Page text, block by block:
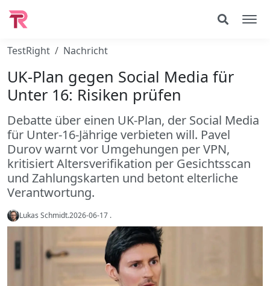
TestRight Nachricht
UK-Plan gegen Social Media für
Unter 16: Risiken prüfen
Debatte über einen UK-Plan, der Social Media
für Unter-16-Jährige verbieten will. Pavel
Durov warnt vor Umgehungen per VPN,
kritisiert Altersverifikation per Gesichtsscan
und Zahlungskarten und betont elterliche
Verantwortung.
Lukas Schmidt.2026-06-17 .